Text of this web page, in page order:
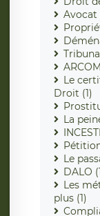
Avocat
Le
Droit (1)
La
Le
DALO
Les
plus (1)